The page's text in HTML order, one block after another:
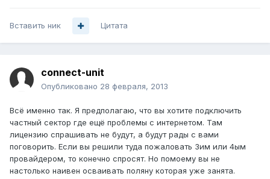
Вставить ник Цитата
connect-unit
Опубликовано 28 февраля, 2013
Всё именно так. Я предполагаю, что вы хотите подключить
частный сектор где ещё проблемы с интернетом. Там
лицензию спрашивать не будут, а будут рады с вами
поговорить. Если вы решили туда пожаловать 3им или 4ым
провайдером, то конечно спросят. Но помоему вы не
настолько наивен осваивать поляну которая уже занята.